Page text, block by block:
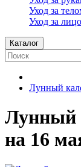
Уход за
Уход за
Каталог
Лунный
Лунный
на 16